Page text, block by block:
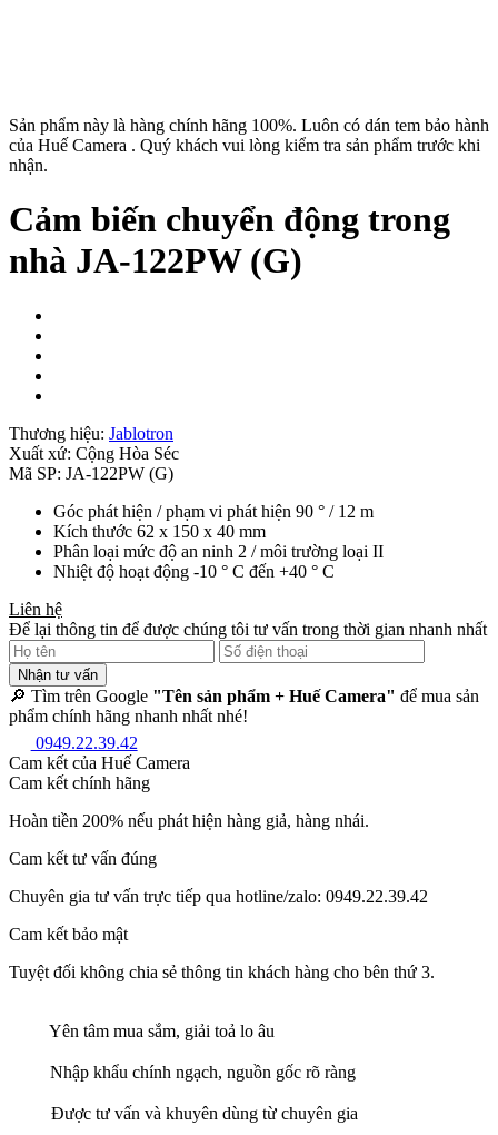
Sản phẩm này là hàng chính hãng 100%. Luôn có dán tem bảo hành
của Huế Camera . Quý khách vui lòng kiểm tra sản phẩm trước khi
nhận.
Cảm biến chuyển động trong
nhà JA-122PW (G)
Thương hiệu: Jablotron
Xuất xứ: Cộng Hòa Séc
Mã SP: JA-122PW (G)
Góc phát hiện / phạm vi phát hiện 90 ° / 12 m
Kích thước 62 x 150 x 40 mm
Phân loại mức độ an ninh 2 / môi trường loại II
Nhiệt độ hoạt động -10 ° C đến +40 ° C
Liên hệ
Để lại thông tin để được chúng tôi tư vấn trong thời gian nhanh nhất
Nhận tư vấn
🔎 Tìm trên Google "Tên sản phẩm + Huế Camera" để mua sản
phẩm chính hãng nhanh nhất nhé!
0949.22.39.42
Cam kết của Huế Camera
Cam kết chính hãng
Hoàn tiền 200% nếu phát hiện hàng giả, hàng nhái.
Cam kết tư vấn đúng
Chuyên gia tư vấn trực tiếp qua hotline/zalo: 0949.22.39.42
Cam kết bảo mật
Tuyệt đối không chia sẻ thông tin khách hàng cho bên thứ 3.
Yên tâm mua sắm, giải toả lo âu
Nhập khẩu chính ngạch, nguồn gốc rõ ràng
Được tư vấn và khuyên dùng từ chuyên gia